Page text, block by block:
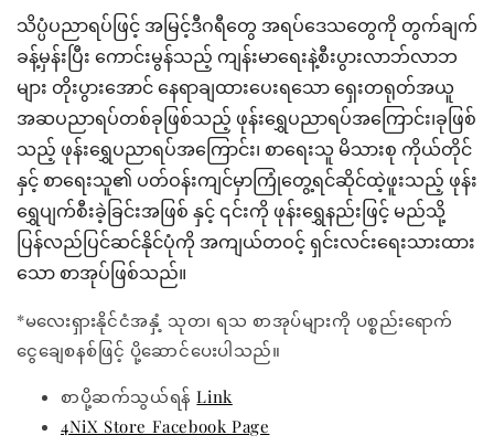
သိပ္ပံပညာရပ်ဖြင့် အမြင့်ဒီဂရီတွေ အရပ်ဒေသတွေကို တွက်ချက်
ခန့်မှန်းပြီး ကောင်းမွန်သည့် ကျန်းမာရေးနဲ့စီးပွားလာဘ်လာဘ
များ တိုးပွားအောင် နေရာချထားပေးရသော ရှေးတရုတ်အယူ
အဆပညာရပ်တစ်ခုဖြစ်သည့် ဖုန်းရွှေပညာရပ်အကြောင်း၊ခုဖြစ်
သည့် ဖုန်းရွှေပညာရပ်အကြောင်း၊ စာရေးသူ မိသားစု ကိုယ်တိုင်
နှင့် စာရေးသူ၏ ပတ်ဝန်းကျင်မှာကြုံတွေ့ရင်ဆိုင်ထဲ့ဖူးသည့် ဖုန်း
ရွှေပျက်စီးခဲ့ခြင်းအဖြစ် နှင့် ၎င်းကို ဖုန်းရွှေနည်းဖြင့် မည်သို့
ပြန်လည်ပြင်ဆင်နိုင်ပုံကို အကျယ်တဝင့် ရှင်းလင်းရေးသားထား
သော စာအုပ်ဖြစ်သည်။
*မလေးရှားနိုင်ငံအနှံ့ သုတ၊ ရသ စာအုပ်များကို ပစ္စည်းရောက်
ငွေချေစနစ်ဖြင့် ပို့ဆောင်ပေးပါသည်။
စာပို့ဆက်သွယ်ရန်Link
4NiX Store Facebook Page